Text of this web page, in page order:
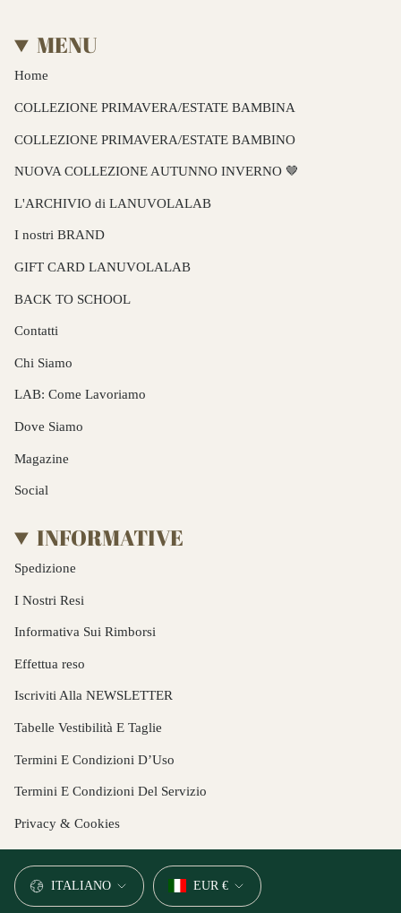
MENU
Home
COLLEZIONE PRIMAVERA/ESTATE BAMBINA
COLLEZIONE PRIMAVERA/ESTATE BAMBINO
NUOVA COLLEZIONE AUTUNNO INVERNO 🤎
L'ARCHIVIO di LANUVOLALAB
I nostri BRAND
GIFT CARD LANUVOLALAB
BACK TO SCHOOL
Contatti
Chi Siamo
LAB: Come Lavoriamo
Dove Siamo
Magazine
Social
INFORMATIVE
Spedizione
I Nostri Resi
Informativa Sui Rimborsi
Effettua reso
Iscriviti Alla NEWSLETTER
Tabelle Vestibilità E Taglie
Termini E Condizioni D’Uso
Termini E Condizioni Del Servizio
Privacy & Cookies
LINGUA
ITALIANO VALUTA
EUR €